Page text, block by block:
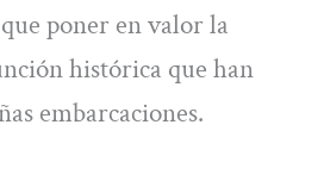
poner en valor la
histórica que han
embarcaciones.